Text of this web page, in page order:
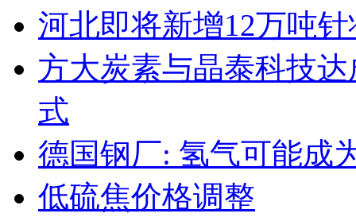
河北即将新增12万吨
方大炭素与晶泰科技
式
德国钢厂: 氢气可能成
低硫焦价格调整